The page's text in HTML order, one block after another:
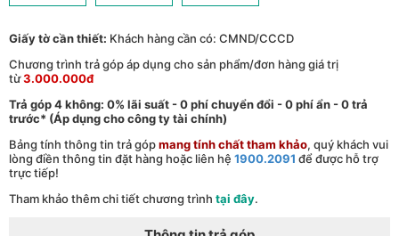
Giấy tờ cần thiết: Khách hàng cần có: CMND/CCCD
Chương trình trả góp áp dụng cho sản phẩm/đơn hàng giá trị
từ3.000.000đ
Trả góp 4 không: 0% lãi suất - 0 phí chuyển đổi - 0 phí ẩn - 0 trả
trước* (Áp dụng cho công ty tài chính)
Bảng tính thông tin trả gópmang tính chất tham khảo, quý khách vui
lòng điền thông tin đặt hàng hoặc liên hệ 1900.2091 để được hỗ trợ
trực tiếp!
Tham khảo thêm chi tiết chương trình tại đây.